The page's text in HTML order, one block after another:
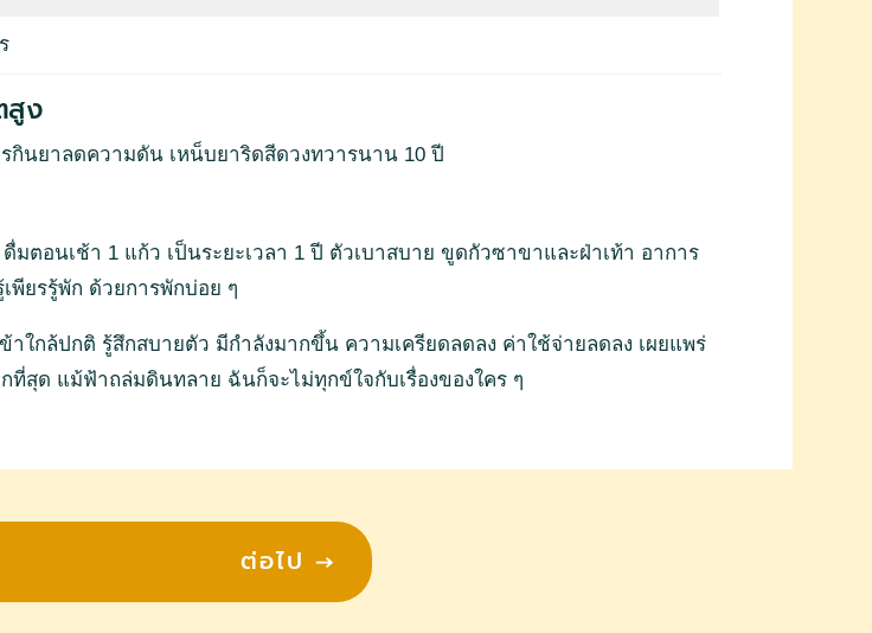
สูง
นยาลดความดัน เหน็บยาริดสีดวงทวารนาน 10 ปี
อนเช้า 1 แก้ว เป็นระยะเวลา 1 ปี ตัวเบาสบาย ขูดกัวซาขาและฝ่าเท้า อาการ
พียรรู้พัก ด้วยการพักบ่อย ๆ
ใกล้ปกติ รู้สึกสบายตัว มีกำลังมากขึ้น ความเครียดลดลง ค่าใช้จ่ายลดลง เผยแพร่
สุด แม้ฟ้าถล่มดินทลาย ฉันก็จะไม่ทุกข์ใจกับเรื่องของใคร ๆ
ต่อไป →